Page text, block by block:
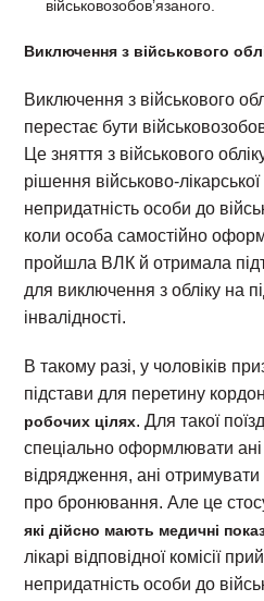
військовозобов’язаного.
Виключення з військового
Виключення з військового
перестає бути
Це зняття з військового
рішення військово-
непридатність особи до
коли особа самостійно
пройшла ВЛК й отримала
для виключення з обліку на
інвалідності.
В такому разі, у чоловіків
підстави для перетину
робочих цілях. Для такої
спеціально оформлювати
відрядження, ані отримувати
про бронювання. Але це
які дійсно мають медичні
лікарі відповідної комісії
непридатність особи до